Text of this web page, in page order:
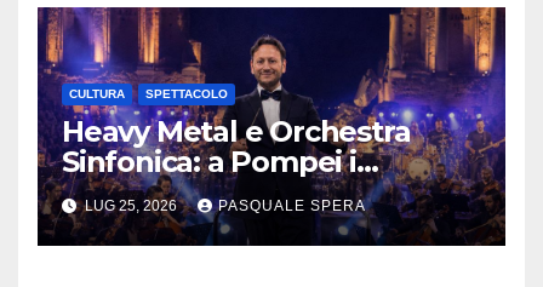
CULTURA SPETTACOLO
Heavy Metal e Orchestra
Sinfonica: a Pompei i
Savatage con l’orchestra dal
vivo diretta da Vincenzo
Sorrentino
LUG 25, 2026 PASQUALE SPERA